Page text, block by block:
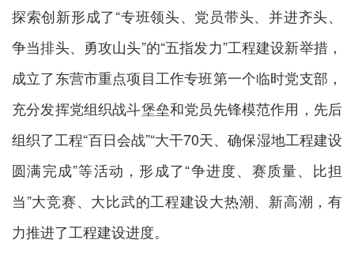
探索创新形成了“专班领头、党员带头、并进齐头、
争当排头、勇攻山头”的“五指发力”工程建设新举措，
成立了东营市重点项目工作专班第一个临时党支部，
充分发挥党组织战斗堡垒和党员先锋模范作用，先后
组织了工程“百日会战”“大干70天、确保湿地工程建设
圆满完成”等活动，形成了“争进度、赛质量、比担
当”大竞赛、大比武的工程建设大热潮、新高潮，有
力推进了工程建设进度。